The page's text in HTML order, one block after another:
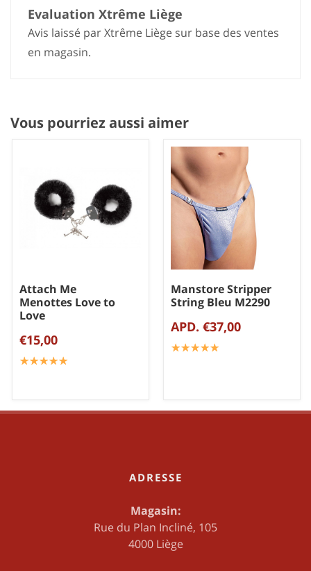
Evaluation Xtrême Liège
Avis laissé par Xtrême Liège sur base des ventes
en magasin.
Vous pourriez aussi aimer
Attach Me
Menottes Love to
Love
€15,00
☆☆☆☆☆
★★★★★
Manstore Stripper
String Bleu M2290
APD. €37,00
☆☆☆☆☆
★★★★★
ADRESSE
Magasin:
Rue du Plan Incliné, 105
4000 Liège